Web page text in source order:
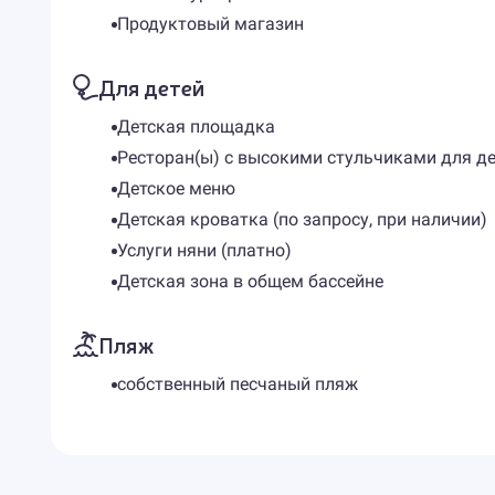
Продуктовый магазин
Для детей
Детская площадка
Ресторан(ы) с высокими стульчиками для
Детское меню
Детская кроватка (по запросу, при наличии)
Услуги няни (платно)
Детская зона в общем бассейне
Пляж
собственный песчаный пляж